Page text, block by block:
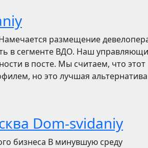
размещение
в сегменте ВДО. Наш
в посте. Мы считаем, что этот
но это лучшая альтернатива
Dom-svidaniy
бизнеса В минувшую среду